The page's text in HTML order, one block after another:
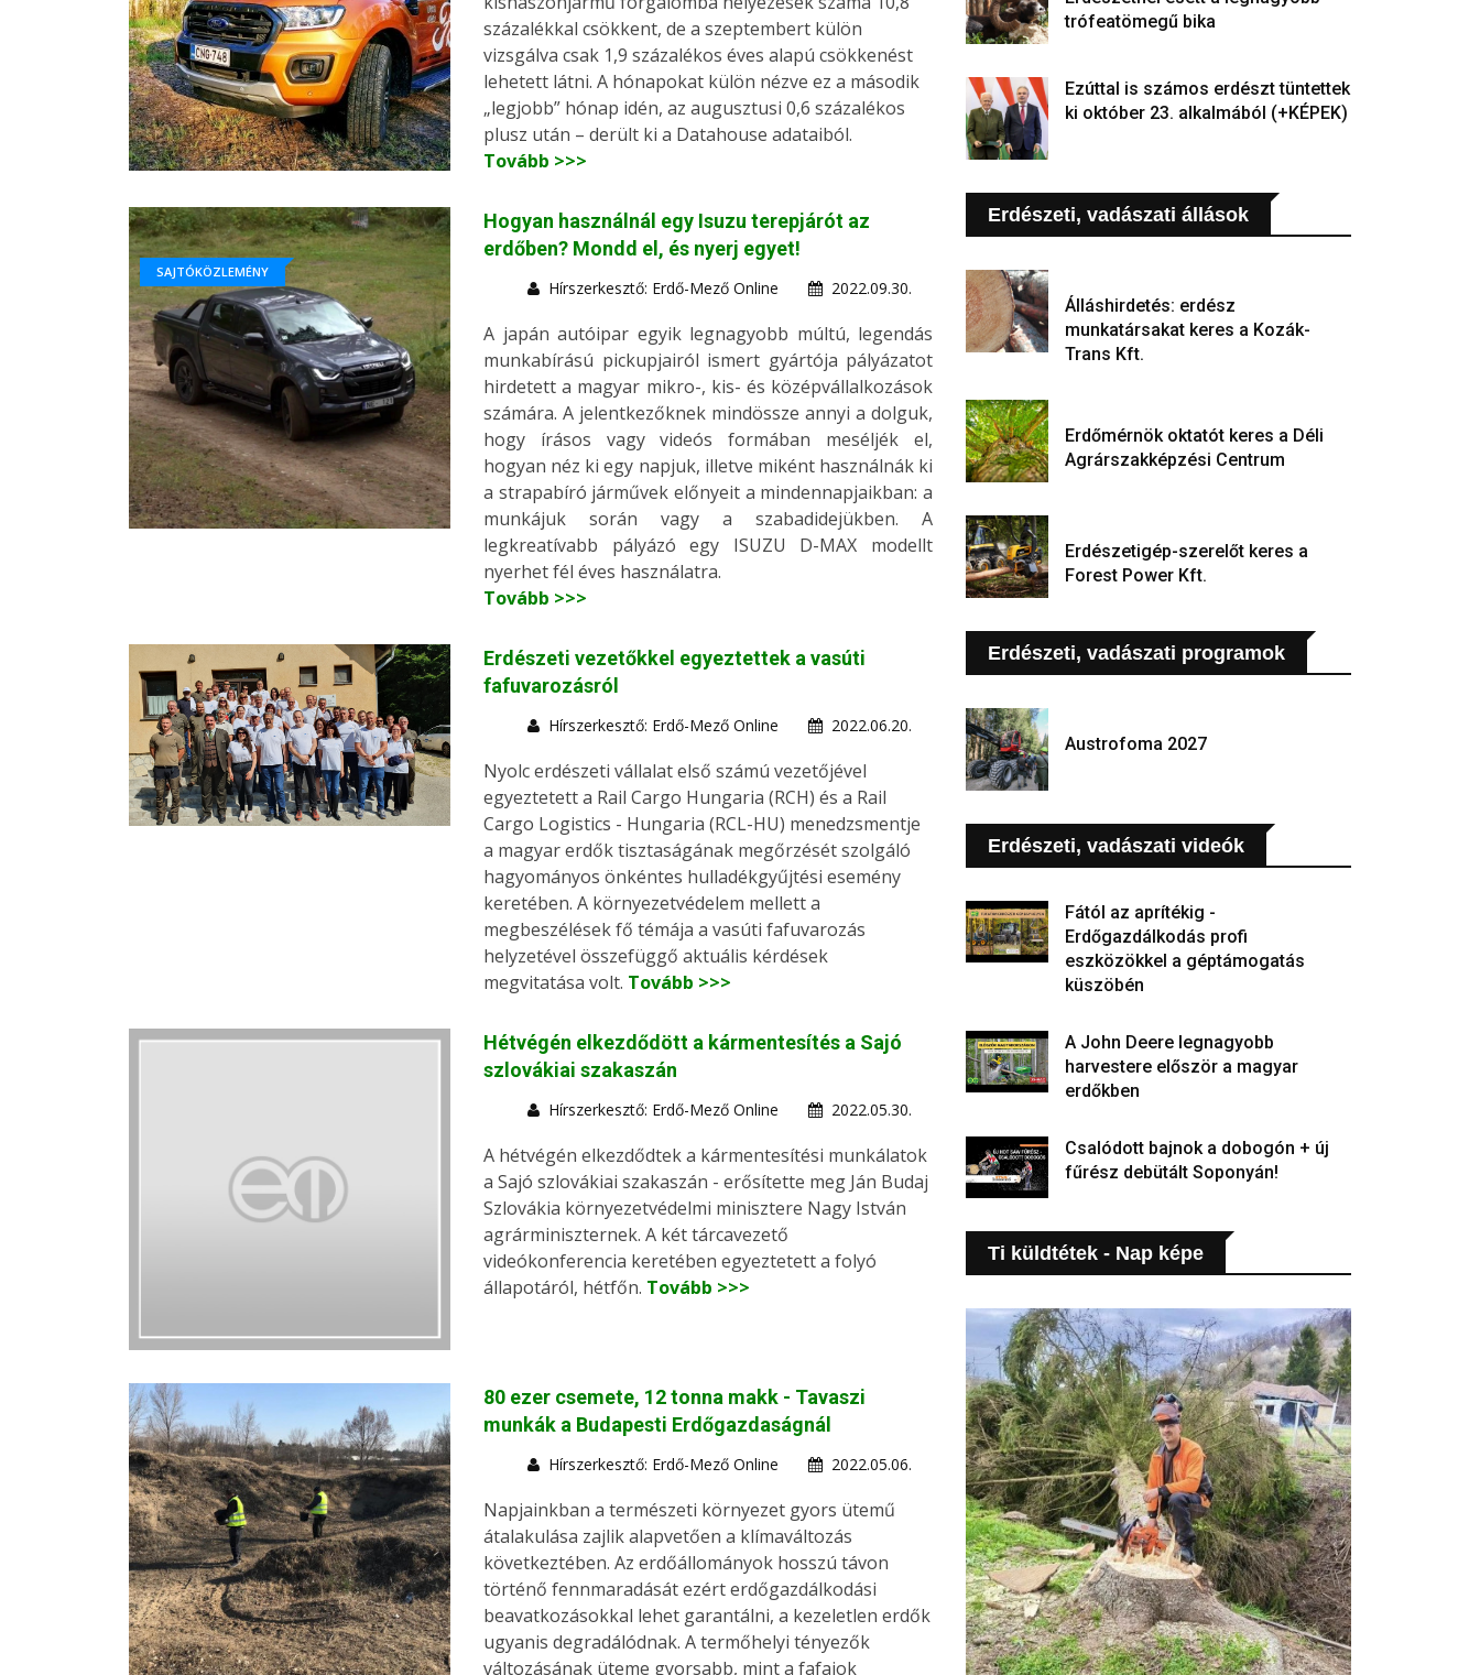
százalékkal csökkent, de a szeptembert külön
vizsgálva csak 1,9 százalékos éves alapú csökkenést
lehetett látni. A hónapokat külön nézve ez a második
„legjobb” hónap idén, az augusztusi 0,6 százalékos
plusz után – derült ki a Datahouse adataiból.
Tovább >>>
SAJTÓKÖZLEMÉNY
Hogyan használnál egy Isuzu terepjárót az
erdőben? Mondd el, és nyerj egyet!
Hírszerkesztő: Erdő-Mező Online 2022.09.30.
A japán autóipar egyik legnagyobb múltú, legendás
munkabírású pickupjairól ismert gyártója pályázatot
hirdetett a magyar mikro-, kis- és középvállalkozások
számára. A jelentkezőknek mindössze annyi a dolguk,
hogy írásos vagy videós formában meséljék el,
hogyan néz ki egy napjuk, illetve miként használnák ki
a strapabíró járművek előnyeit a mindennapjaikban: a
munkájuk során vagy a szabadidejükben. A
legkreatívabb pályázó egy ISUZU D-MAX modellt
nyerhet fél éves használatra.
Tovább >>>
Erdészeti vezetőkkel egyeztettek a vasúti
fafuvarozásról
Hírszerkesztő: Erdő-Mező Online 2022.06.20.
Nyolc erdészeti vállalat első számú vezetőjével
egyeztetett a Rail Cargo Hungaria (RCH) és a Rail
Cargo Logistics - Hungaria (RCL-HU) menedzsmentje
a magyar erdők tisztaságának megőrzését szolgáló
hagyományos önkéntes hulladékgyűjtési esemény
keretében. A környezetvédelem mellett a
megbeszélések fő témája a vasúti fafuvarozás
helyzetével összefüggő aktuális kérdések
megvitatása volt. Tovább >>>
Hétvégén elkezdődött a kármentesítés a Sajó
szlovákiai szakaszán
Hírszerkesztő: Erdő-Mező Online 2022.05.30.
A hétvégén elkezdődtek a kármentesítési munkálatok
a Sajó szlovákiai szakaszán - erősítette meg Ján Budaj
Szlovákia környezetvédelmi minisztere Nagy István
agrárminiszternek. A két tárcavezető
videókonferencia keretében egyeztetett a folyó
állapotáról, hétfőn. Tovább >>>
80 ezer csemete, 12 tonna makk - Tavaszi
munkák a Budapesti Erdőgazdaságnál
Hírszerkesztő: Erdő-Mező Online 2022.05.06.
Napjainkban a természeti környezet gyors ütemű
átalakulása zajlik alapvetően a klímaváltozás
következtében. Az erdőállományok hosszú távon
történő fennmaradását ezért erdőgazdálkodási
beavatkozásokkal lehet garantálni, a kezeletlen erdők
ugyanis degradálódnak. A termőhelyi tényezők
változásának üteme gyorsabb, mint a fafajok
trófeatömegű bika
Ezúttal is számos erdészt tüntettek
ki október 23. alkalmából (+KÉPEK)
Erdészeti, vadászati állások
Álláshirdetés: erdész
munkatársakat keres a Kozák-
Trans Kft.
Erdőmérnök oktatót keres a Déli
Agrárszakképzési Centrum
Erdészetigép-szerelőt keres a
Forest Power Kft.
Erdészeti, vadászati programok
Austrofoma 2027
Erdészeti, vadászati videók
Fától az aprítékig -
Erdőgazdálkodás profi
eszközökkel a géptámogatás
küszöbén
A John Deere legnagyobb
harvestere először a magyar
erdőkben
Csalódott bajnok a dobogón + új
fűrész debütált Soponyán!
Ti küldtétek - Nap képe